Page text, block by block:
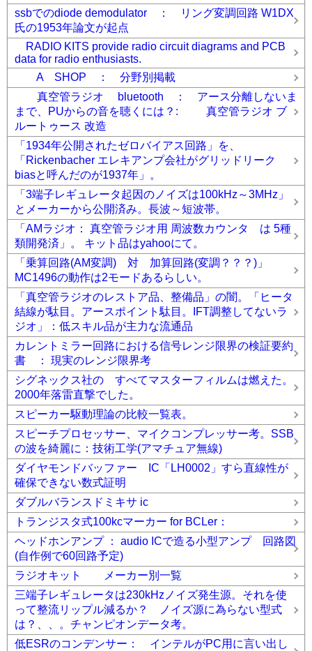
ssbでのdiode demodulator ： リング変調回路 W1DX
氏の1953年論文が起点
RADIO KITS provide radio circuit diagrams and PCB
data for radio enthusiasts.
A SHOP ： 分野別掲載
真空管ラジオ bluetooth ： アース分離しないま
まで、PUからの音を聴くには？: 真空管ラジオ ブ
ルートゥース 改造
「1934年公開されたゼロバイアス回路」を、
「Rickenbacher エレキアンプ会社がグリッドリーク
biasと呼んだのが1937年」。
「3端子レギュレータ起因のノイズは100kHz～3MHz」
とメーカーから公開済み。長波～短波帯。
「AMラジオ： 真空管ラジオ用 周波数カウンタ は 5種
類開発済」。 キット品はyahooにて。
「乗算回路(AM変調) 対 加算回路(変調？？？)」
MC1496の動作は2モードあるらしい。
「真空管ラジオのレストア品、整備品」の闇。「ヒータ
結線が駄目。アースポイント駄目。IFT調整してないラ
ジオ」：低スキル品が主力な流通品
カレントミラー回路における信号レンジ限界の検証要約
書 ： 現実のレンジ限界考
シグネックス社の すべてマスターフィルムは燃えた。
2000年落雷直撃でした。
スピーカー駆動理論の比較一覧表。
スピーチプロセッサー、マイクコンプレッサー考。SSB
の波を綺麗に：技術工学(アマチュア無線)
ダイヤモンドバッファー IC「LH0002」すら直線性が
確保できない数式証明
ダブルバランスドミキサ ic
トランジスタ式100kcマーカー for BCLer：
ヘッドホンアンプ ： audio ICで造る小型アンプ 回路図
(自作例で60回路予定)
ラジオキット メーカー別一覧
三端子レギュレータは230kHzノイズ発生源。それを使
って整流リップル減るか？ ノイズ源に為らない型式
は？、、。チャンピオンデータ考。
低ESRのコンデンサー： インテルがPC用に言い出し